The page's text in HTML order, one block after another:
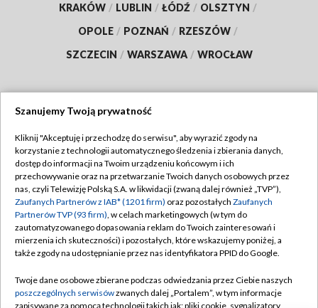
KRAKÓW / LUBLIN / ŁÓDŹ / OLSZTYN /
OPOLE / POZNAŃ / RZESZÓW /
SZCZECIN / WARSZAWA / WROCŁAW
TVP
Abonament TVP
Emisja w TVP
Centrum informacji TVP
Naziemna Telewizja Cyfrowa
Rada Programowa
Regulamin TVP
Polityka prywatności
Moje zgody
Pomoc
Kontakt
Szanujemy Twoją prywatność
Kliknij "Akceptuję i przechodzę do serwisu", aby wyrazić zgody na
korzystanie z technologii automatycznego śledzenia i zbierania danych,
dostęp do informacji na Twoim urządzeniu końcowym i ich
przechowywanie oraz na przetwarzanie Twoich danych osobowych przez
nas, czyli Telewizję Polską S.A. w likwidacji (zwaną dalej również „TVP”),
Zaufanych Partnerów z IAB* (1201 firm) oraz pozostałych Zaufanych
Partnerów TVP (93 firm), w celach marketingowych (w tym do
zautomatyzowanego dopasowania reklam do Twoich zainteresowań i
mierzenia ich skuteczności) i pozostałych, które wskazujemy poniżej, a
także zgody na udostępnianie przez nas identyfikatora PPID do Google.
Twoje dane osobowe zbierane podczas odwiedzania przez Ciebie naszych
poszczególnych serwisówzwanych dalej „Portalem”, w tym informacje
zapisywane za pomocą technologii takich jak: pliki cookie, sygnalizatory